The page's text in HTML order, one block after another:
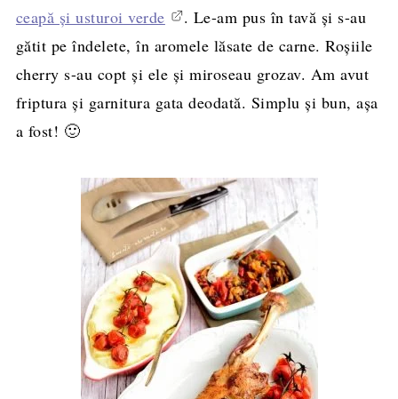
ceapă și usturoi verde
. Le-am pus în tavă și s-au
gătit pe îndelete, în aromele lăsate de carne. Roșiile
cherry s-au copt și ele și miroseau grozav. Am avut
friptura și garnitura gata deodată. Simplu și bun, așa
a fost! 🙂